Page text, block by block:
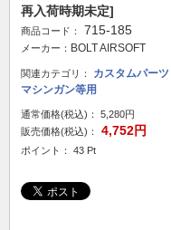
再入荷時期未定]
商品コード： 715-185
メーカー： BOLT AIRSOFT
関連カテゴリ： カスタムパーツ
マシンガン等用
通常価格(税込)：
5,280円
販売価格(税込)：
4,752円
ポイント： 43 Pt